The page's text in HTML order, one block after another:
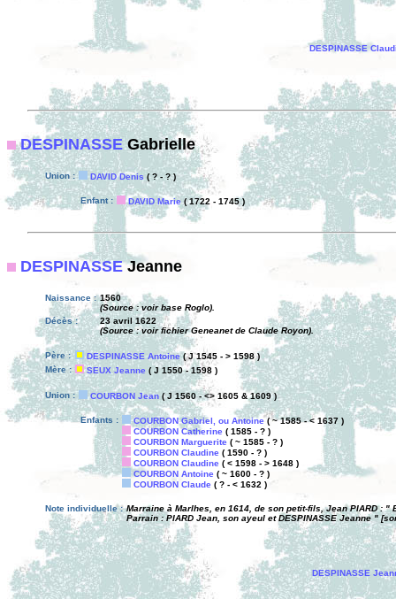
DESPINASSE
DESPINASSEGabrielle
Union : DAVID Denis ( ? - ? )
Enfant : DAVID Marie( 1722 - 1745 )
DESPINASSEJeanne
Naissance : 1560
(Source : voir base Roglo).
Décès :
23 avril 1622
(Source : voir fichier Geneanet de Claude Royon).
Père : DESPINASSE Antoine( J 1545 - > 1598 )
Mère :
SEUX Jeanne ( J 1550 - 1598 )
Union : COURBON Jean ( J 1560 - <> 1605 & 1609 )
Enfants : COURBON Gabriel, ou Antoine( ~ 1585 - < 1637 )
COURBON Catherine ( 1585 - ? )
COURBON Marguerite ( ~ 1585 - ? )
COURBON Claudine ( 1590 - ? )
COURBON Claudine ( < 1598 - > 1648 )
COURBON Antoine ( ~ 1600 - ? )
COURBON Claude ( ? - < 1632 )
Note individuelle : Marraine à Marlhes, en 1614, de son petit-fils, Jean PIARD :
Parrain : PIARD Jean, son ayeul et DESPINASSE Jeanne "
DESPINASSE